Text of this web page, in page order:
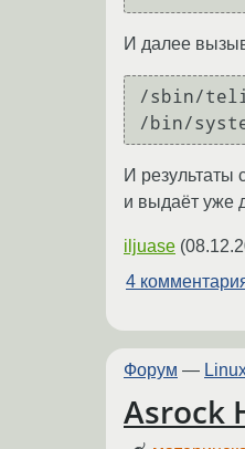
И далее
/sbin/
И результаты
и выдаёт уже
iljuase (
4
Форум —
Asrock